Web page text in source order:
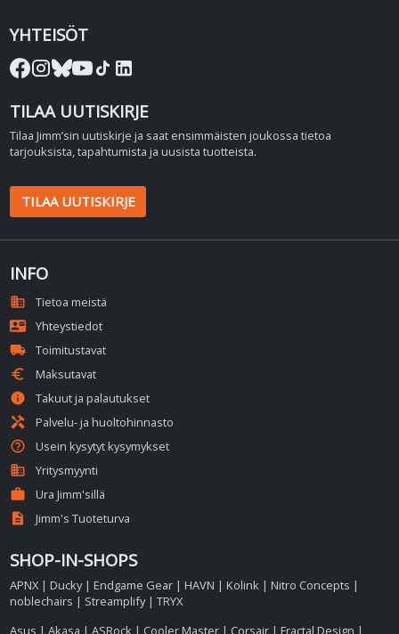
YHTEISÖT
TILAA UUTISKIRJE
Tilaa Jimm’sin uutiskirje ja saat ensimmäisten joukossa tietoa
tarjouksista, tapahtumista ja uusista tuotteista.
TILAA UUTISKIRJE
INFO
domain
Tietoa meistä
contact_mail
Yhteystiedot
local_shipping
Toimitustavat
euro
Maksutavat
info
Takuut ja palautukset
handyman
Palvelu- ja huoltohinnasto
help_outline
Usein kysytyt kysymykset
business
Yritysmyynti
work
Ura Jimm'sillä
description
Jimm's Tuoteturva
SHOP-IN-SHOPS
APNX | Ducky| Endgame Gear | HAVN | Kolink | Nitro Concepts |
noblechairs | Streamplify|TRYX
Asus |Akasa |ASRock | Cooler Master | Corsair | Fractal Design |